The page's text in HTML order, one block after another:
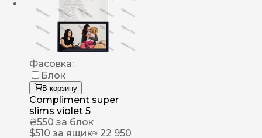
Фасовка:
Блок
В корзину
Compliment super
slims violet 5
₴550 за блок
$510 за ящик≈ 22 950